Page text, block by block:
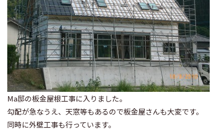
Ma邸の板金屋根工事に入りました。
勾配が急なうえ、天窓等もあるので板金屋さんも大変です。
同時に外壁工事も行っています。